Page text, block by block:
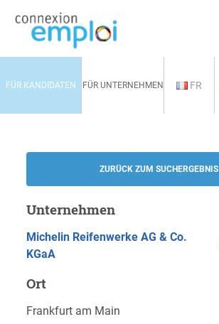
FÜR KANDIDATEN FÜR UNTERNEHMEN FR
ZURÜCK ZUM SUCHERGEBNIS
Unternehmen
Michelin Reifenwerke AG & Co.
KGaA
Ort
Frankfurt am Main